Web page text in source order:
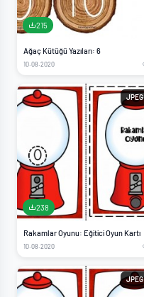
215
Ağaç Kütüğü Yazıları: 6
10.08.2020
JPEG
238
Rakamlar Oyunu: Eğitici Oyun Kartı
10.08.2020
JPEG